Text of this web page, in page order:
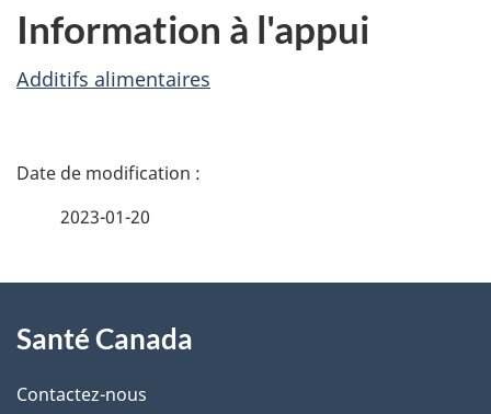
Information à l'appui
Additifs alimentaires
D
i
l
2023-01-20
propos
de
Santé Canada
Contactez-nous